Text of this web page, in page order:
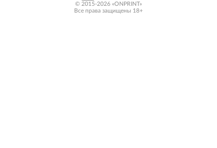
© 2015-2026 «ONPRINT»
Все права защищены 18+‎